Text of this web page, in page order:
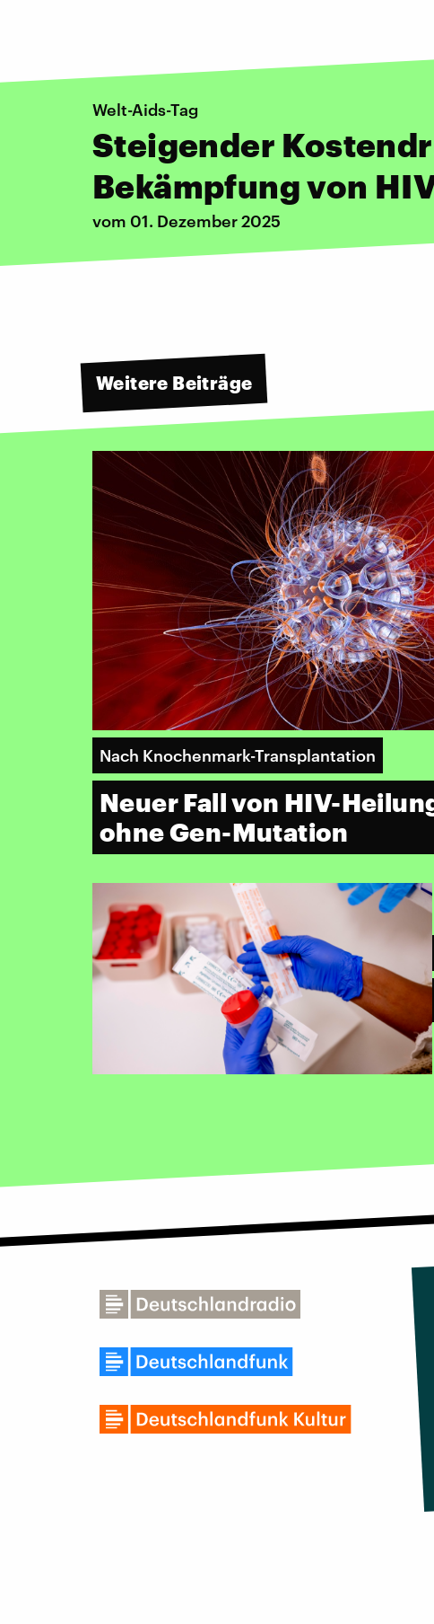
Welt-Aids-Tag
Steigender
Bekämpfung von
vom 01. Dezember 2025
Weitere Beiträge
Nach Knochenmark-Transplantation
Neuer Fall von HIV-
ohne Gen-Mutation